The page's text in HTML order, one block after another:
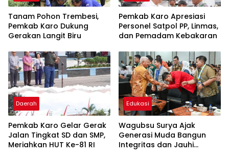
Tanam Pohon Trembesi,
Pemkab Karo Dukung
Gerakan Langit Biru
Pemkab Karo Apresiasi
Personel Satpol PP, Linmas,
dan Pemadam Kebakaran
Daerah
Pemkab Karo Gelar Gerak
Jalan Tingkat SD dan SMP,
Meriahkan HUT Ke-81 RI
Edukasi
Wagubsu Surya Ajak
Generasi Muda Bangun
Integritas dan Jauhi